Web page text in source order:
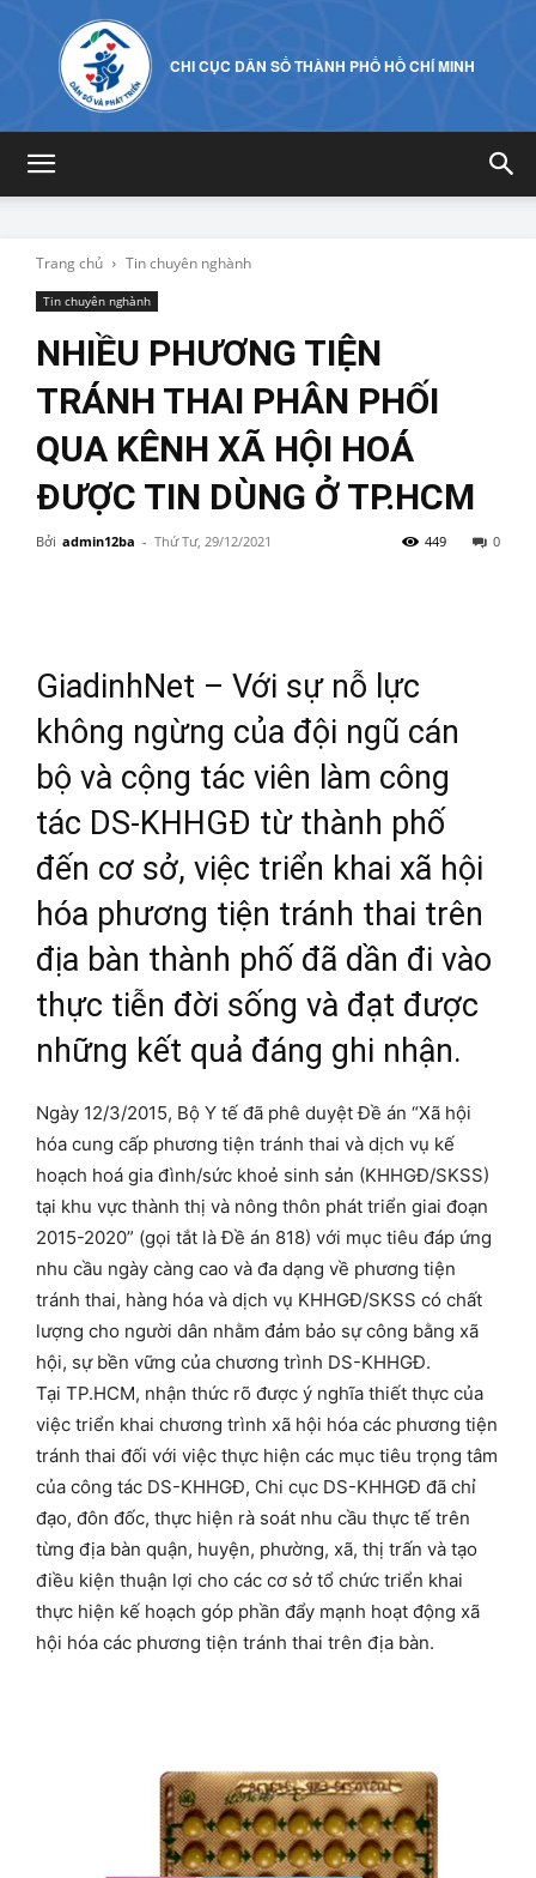
CHI CỤC DÂN SỐ THÀNH PHỐ HỒ CHÍ MINH
Trang chủ Tin chuyên nghành
Tin chuyên nghành
NHIỀU PHƯƠNG TIỆN
TRÁNH THAI PHÂN PHỐI
QUA KÊNH XÃ HỘI HOÁ
ĐƯỢC TIN DÙNG Ở TP.HCM
Bởi admin12ba - Thứ Tư, 29/12/2021 0
449
GiadinhNet – Với sự nỗ lực
không ngừng của đội ngũ cán
bộ và cộng tác viên làm công
tác DS-KHHGĐ từ thành phố
đến cơ sở, việc triển khai xã hội
hóa phương tiện tránh thai trên
địa bàn thành phố đã dần đi vào
thực tiễn đời sống và đạt được
những kết quả đáng ghi nhận.
Ngày 12/3/2015, Bộ Y tế đã phê duyệt Đề án “Xã hội
hóa cung cấp phương tiện tránh thai và dịch vụ kế
hoạch hoá gia đình/sức khoẻ sinh sản (KHHGĐ/SKSS)
tại khu vực thành thị và nông thôn phát triển giai đoạn
2015-2020” (gọi tắt là Đề án 818) với mục tiêu đáp ứng
nhu cầu ngày càng cao và đa dạng về phương tiện
tránh thai, hàng hóa và dịch vụ KHHGĐ/SKSS có chất
lượng cho người dân nhằm đảm bảo sự công bằng xã
hội, sự bền vững của chương trình DS-KHHGĐ.
Tại TP.HCM, nhận thức rõ được ý nghĩa thiết thực của
việc triển khai chương trình xã hội hóa các phương tiện
tránh thai đối với việc thực hiện các mục tiêu trọng tâm
của công tác DS-KHHGĐ, Chi cục DS-KHHGĐ đã chỉ
đạo, đôn đốc, thực hiện rà soát nhu cầu thực tế trên
từng địa bàn quận, huyện, phường, xã, thị trấn và tạo
điều kiện thuận lợi cho các cơ sở tổ chức triển khai
thực hiện kế hoạch góp phần đẩy mạnh hoạt động xã
hội hóa các phương tiện tránh thai trên địa bàn.